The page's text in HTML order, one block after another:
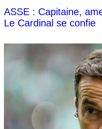
ASSE : Capitaine,
Le Cardinal se confie